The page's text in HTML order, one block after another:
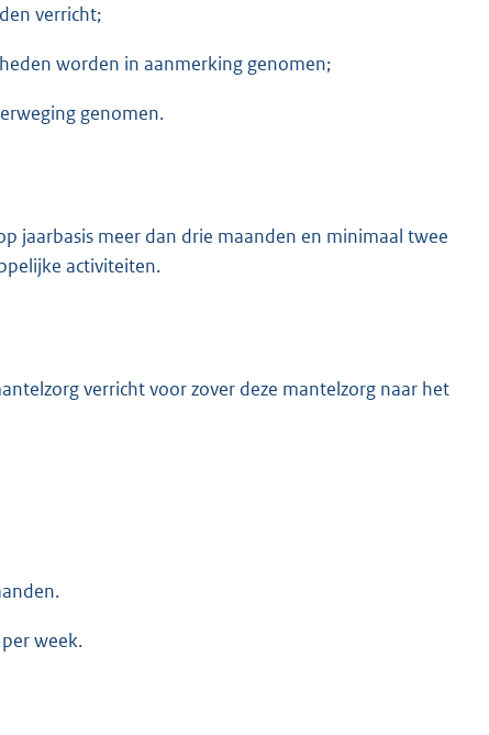
verricht;
worden in aanmerking genomen;
genomen.
jaarbasis meer dan drie maanden en minimaal twee
activiteiten.
verricht voor zover deze mantelzorg naar het
week.